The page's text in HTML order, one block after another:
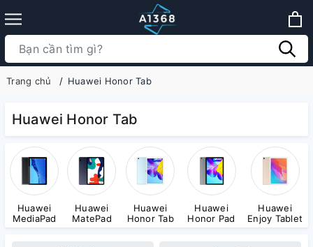
Trang chủ Huawei Honor Tab
Huawei Honor Tab
Huawei
MediaPad
Huawei
MatePad
Huawei
Honor Tab
Huawei
Honor Pad
Huawei
Enjoy Tablet